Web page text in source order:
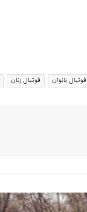
فوتبال بانوان فوتبال زنان